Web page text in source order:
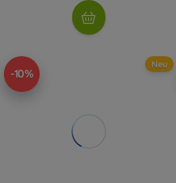
-10%
Neu